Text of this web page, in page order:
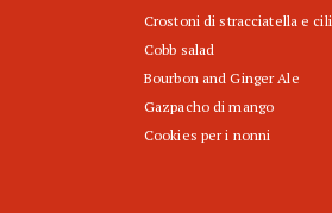
Crostoni di stracciatella e
Cobb salad
Bourbon and Ginger Ale
Gazpacho di mango
Cookies per i nonni